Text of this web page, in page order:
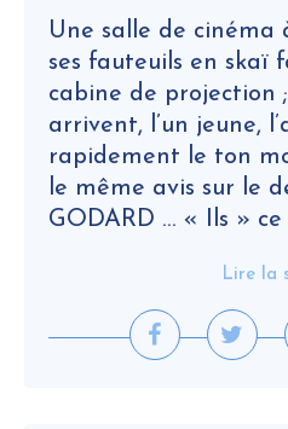
Une salle de cinéma
ses fauteuils en skaï
cabine de projection
arrivent, l’un jeune,
rapidement le ton
le même avis sur le
GODARD … « Ils » ce
Lire la